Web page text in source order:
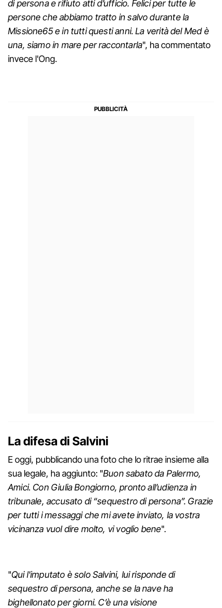
di persona e rifiuto atti d’ufficio. Felici per tutte le
persone che abbiamo tratto in salvo durante la
Missione65 e in tutti questi anni. La verità del Med è
una, siamo in mare per raccontarla", ha commentato
invece l'Ong.
La difesa di Salvini
E oggi, pubblicando una foto che lo ritrae insieme alla
sua legale, ha aggiunto: "Buon sabato da Palermo,
Amici. Con Giulia Bongiorno, pronto all’udienza in
tribunale, accusato di “sequestro di persona”. Grazie
per tutti i messaggi che mi avete inviato, la vostra
vicinanza vuol dire molto, vi voglio bene".
"Qui l'imputato è solo Salvini, lui risponde di
sequestro di persona, anche se la nave ha
bighellonato per giorni. C’è una visione